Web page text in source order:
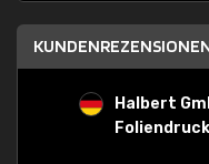
Halbert
Foliendruck